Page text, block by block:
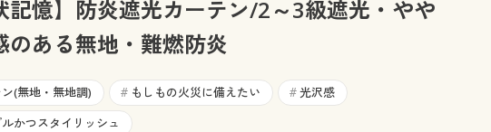
大きいサイズ メンズ
大きいサイズ 事務・制服
記憶】防炎遮光カーテン/2～3級遮光・やや
のある無地・難燃防炎
(無地・無地調) # もしもの火災に備えたい # 光沢感
かつスタイリッシュ